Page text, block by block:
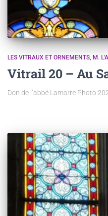
LES VITRAUX ET ORNEMENTS M.
Vitrail 20 – Au
Don de l’abbé Lamarre Photo